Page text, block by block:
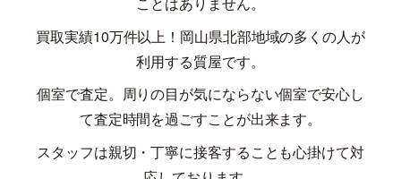
買取実績10万件以上！岡山県北部地域の多くの人が
利用する質屋です。
個室で査定。周りの目が気にならない個室で安心し
て査定時間を過ごすことが出来ます。
スタッフは親切・丁寧に接客することも心掛けて対